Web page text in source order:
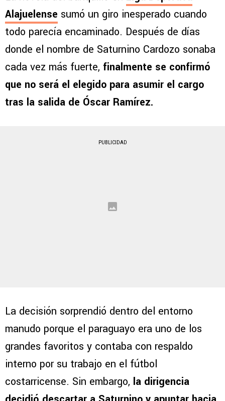
Alajuelense sumó un giro inesperado cuando
todo parecía encaminado. Después de días
donde el nombre de Saturnino Cardozo sonaba
cada vez más fuerte, finalmente se confirmó
que no será el elegido para asumir el cargo
tras la salida de Óscar Ramírez.
PUBLICIDAD
La decisión sorprendió dentro del entorno
manudo porque el paraguayo era uno de los
grandes favoritos y contaba con respaldo
interno por su trabajo en el fútbol
costarricense. Sin embargo, la dirigencia